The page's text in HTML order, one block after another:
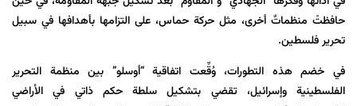
حافظتْ منظماتٌ أخرى، مثل حركة حماس، على التزامها بأهدافها في سبيل
تحرير فلسطين.
في خضم هذه التطورات، وُقِّعت اتفاقية “أوسلو” بين منظمة التحرير
الفلسطينية وإسرائيل، تقضي بتشكيل سلطة حكم ذاتي في الأراضي